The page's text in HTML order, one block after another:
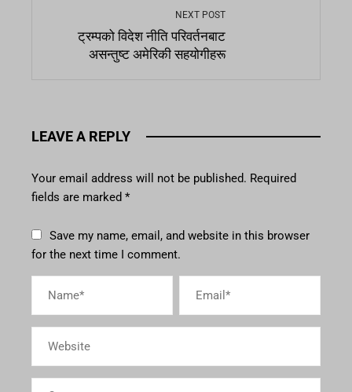
NEXT POST
ट्रम्पको विदेश नीति परिवर्तनबाट
असन्तुष्ट अमेरिकी सहयोगीहरू
LEAVE A REPLY
Your email address will not be published. Required
fields are marked *
Save my name, email, and website in this browser
for the next time I comment.